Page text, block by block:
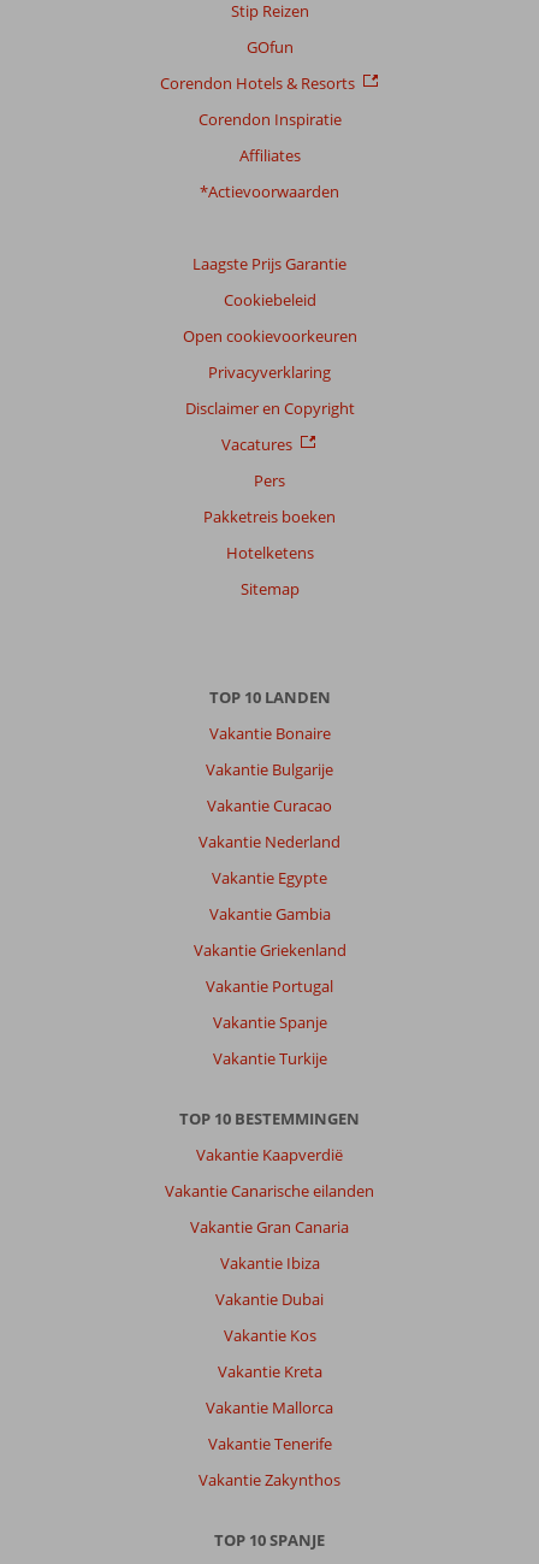
Stip Reizen
GOfun
Corendon Hotels & Resorts
Corendon Inspiratie
Affiliates
*Actievoorwaarden
Laagste Prijs Garantie
Cookiebeleid
Open cookievoorkeuren
Privacyverklaring
Disclaimer en Copyright
Vacatures
Pers
Pakketreis boeken
Hotelketens
Sitemap
TOP 10 LANDEN
Vakantie Bonaire
Vakantie Bulgarije
Vakantie Curacao
Vakantie Nederland
Vakantie Egypte
Vakantie Gambia
Vakantie Griekenland
Vakantie Portugal
Vakantie Spanje
Vakantie Turkije
TOP 10 BESTEMMINGEN
Vakantie Kaapverdië
Vakantie Canarische eilanden
Vakantie Gran Canaria
Vakantie Ibiza
Vakantie Dubai
Vakantie Kos
Vakantie Kreta
Vakantie Mallorca
Vakantie Tenerife
Vakantie Zakynthos
TOP 10 SPANJE